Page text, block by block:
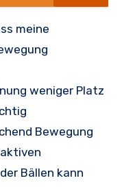
meine
weniger Platz
Bewegung
Bällen kann